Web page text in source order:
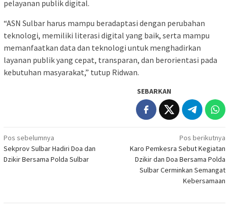
pelayanan publik digital.
“ASN Sulbar harus mampu beradaptasi dengan perubahan
teknologi, memiliki literasi digital yang baik, serta mampu
memanfaatkan data dan teknologi untuk menghadirkan
layanan publik yang cepat, transparan, dan berorientasi pada
kebutuhan masyarakat,” tutup Ridwan.
SEBARKAN
Navigasi
pos
Pos sebelumnya
Sekprov Sulbar Hadiri Doa dan
Dzikir Bersama Polda Sulbar
Pos berikutnya
Karo Pemkesra Sebut Kegiatan
Dzikir dan Doa Bersama Polda
Sulbar Cerminkan Semangat
Kebersamaan